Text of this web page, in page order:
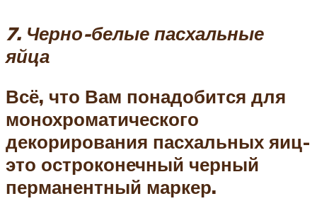
7. Черно-белые пасхальные
яйца
Всё, что Вам понадобится для
монохроматического
декорирования пасхальных яиц-
это остроконечный черный
перманентный маркер.